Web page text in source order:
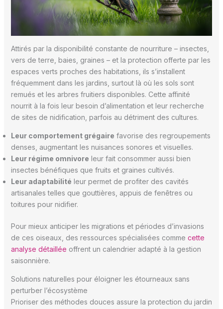
Attirés par la disponibilité constante de nourriture – insectes,
vers de terre, baies, graines – et la protection offerte par les
espaces verts proches des habitations, ils s’installent
fréquemment dans les jardins, surtout là où les sols sont
remués et les arbres fruitiers disponibles. Cette affinité
nourrit à la fois leur besoin d’alimentation et leur recherche
de sites de nidification, parfois au détriment des cultures.
Leur comportement grégaire favorise des regroupements
denses, augmentant les nuisances sonores et visuelles.
Leur régime omnivore leur fait consommer aussi bien
insectes bénéfiques que fruits et graines cultivés.
Leur adaptabilité leur permet de profiter des cavités
artisanales telles que gouttières, appuis de fenêtres ou
toitures pour nidifier.
Pour mieux anticiper les migrations et périodes d’invasions
de ces oiseaux, des ressources spécialisées comme cette
analyse détaillée offrent un calendrier adapté à la gestion
saisonnière.
Solutions naturelles pour éloigner les étourneaux sans
perturber l’écosystème
Prioriser des méthodes douces assure la protection du jardin